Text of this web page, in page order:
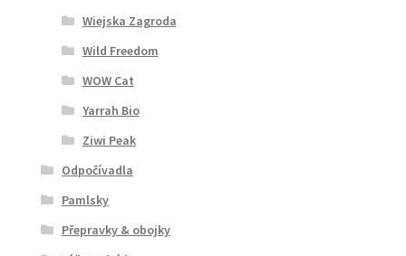
Wiejska Zagroda
Wild Freedom
WOW Cat
Yarrah Bio
Ziwi Peak
Odpočívadla
Pamlsky
Přepravky & obojky